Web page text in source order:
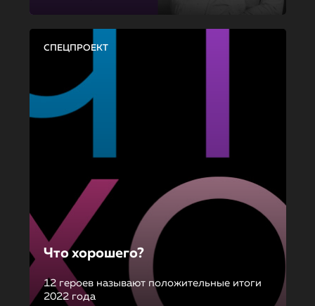
СПЕЦПРОЕКТ
Что хорошего?
12 героев называют положительные итоги
2022 года